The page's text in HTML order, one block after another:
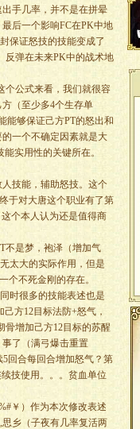
手几率，并不是在拼晕
后一个影响FC在PK中地
保证怒技的技能变成了
反弹在未来PK中的战术地
公式来看，我们就很容
（至少多4个生存单
能够保证己方PT的怒出和
一个不确定因素就是大
能实用性的关键所在。
技能，辅助怒技。这个
于对大唐这个职业有了第
个本人认为还是值得商
是梦，袍泽（增加气
太大的实际作用，但是
个不死金刚的存在。
时很多的技能表述也是
方12目标法防+怒气，
骨增加己方12目标的苏醒
了（满弓爆击重置
回合每回合增加怒气？第
技使用。。。贫血单位
￥）作为本次修改表述
乡（子夜有几率复活两